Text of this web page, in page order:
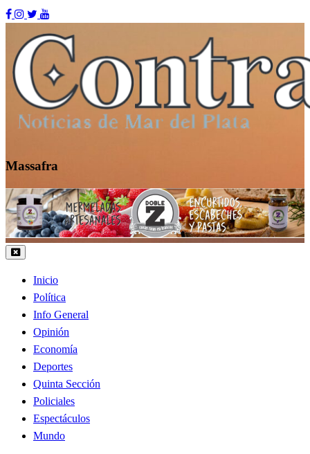
Skip
content
Contraste MDP
Massafra
Inicio
Política
Info General
Opinión
Economía
Deportes
Quinta Sección
Policiales
Espectáculos
Mundo